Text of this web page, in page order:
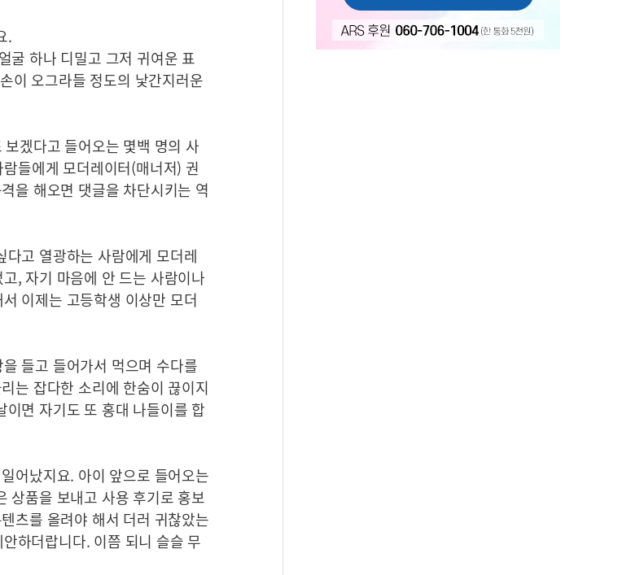
.
굴 하나 디밀고 그저 귀여운 표
이 오그라들 정도의 낯간지러운
겠다고 들어오는 몇백 명의 사
들에게 모더레이터(매너저) 권
을 해오면 댓글을 차단시키는 역
고 열광하는 사람에게 모더레
, 자기 마음에 안 드는 사람이나
이제는 고등학생 이상만 모더
들고 들어가서 먹으며 수다를
는 잡다한 소리에 한숨이 끊이지
면 자기도 또 홍대 나들이를 합
어났지요. 아이 앞으로 들어오는
상품을 보내고 사용 후기로 홍보
츠를 올려야 해서 더러 귀찮았는
하더랍니다. 이쯤 되니 슬슬 무